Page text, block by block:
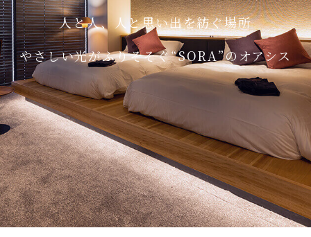
人と人、人と思い出を紡ぐ場所
やさしい光がふりそそぐ“SORA”のオアシス